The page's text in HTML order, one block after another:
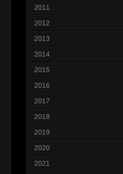
2011
2012
2013
2014
2015
2016
2017
2018
2019
2020
2021